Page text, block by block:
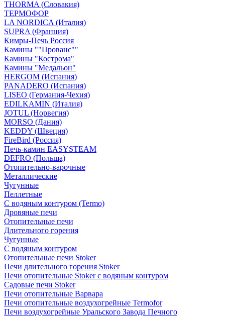
THORMA (Словакия)
ТЕРМОФОР
LA NORDICA (Италия)
SUPRA (Франция)
Кимры-Печь Россия
Камины ""Прованс""
Камины "Кострома"
Камины "Медальон"
HERGOM (Испания)
PANADERO (Испания)
LISEO (Германия-Чехия)
EDILKAMIN (Италия)
JOTUL (Норвегия)
MORSO (Дания)
KEDDY (Швеция)
FireBird (Россия)
Печь-камин EASYSTEAM
DEFRO (Польша)
Отопительно-варочные
Металлические
Чугунные
Пеллетные
С водяным контуром (Termo)
Дровяные печи
Отопительные печи
Длительного горения
Чугунные
C водяным контуром
Отопительные печи Stoker
Печи длительного горения Stoker
Печи отопительные Stoker с водяным контуром
Садовые печи Stoker
Печи отопительные Варвара
Печи отопительные воздухогрейные Termofor
Печи воздухогрейные Уральского Завода Печного